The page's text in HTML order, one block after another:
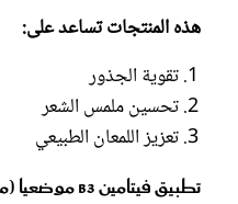
هذه المنتجات تساعد على:
تقوية الجذور
تحسين ملمس الشعر
تعزيز اللمعان الطبيعي
تطبيق فيتامين B3 موضعيا (ماسك للشعر)